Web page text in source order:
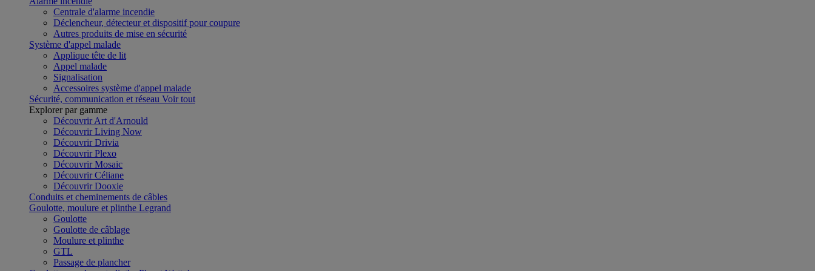
Centrale d'alarme incendie
Déclencheur, détecteur et dispositif pour coupure
Autres produits de mise en sécurité
Système d'appel malade
Applique tête de lit
Appel malade
Signalisation
Accessoires système d'appel malade
Sécurité, communication et réseau Voir tout
Explorer par gamme
Découvrir Art d'Arnould
Découvrir Living Now
Découvrir Drivia
Découvrir Plexo
Découvrir Mosaic
Découvrir Céliane
Découvrir Dooxie
Conduits et cheminements de câbles
Goulotte, moulure et plinthe Legrand
Goulotte
Goulotte de câblage
Moulure et plinthe
GTL
Passage de plancher